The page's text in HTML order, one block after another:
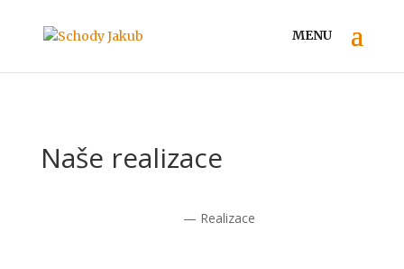
Naše realizace
— Realizace